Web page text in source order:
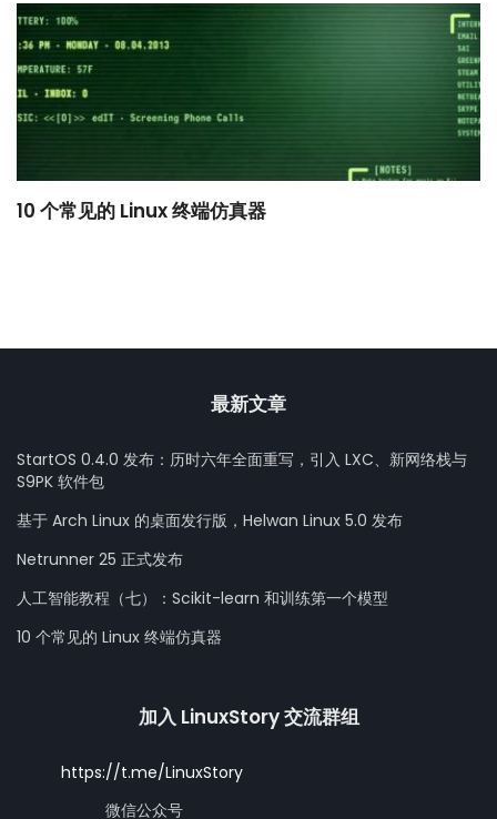
10 个常见的 Linux 终端仿真器
最新文章
StartOS 0.4.0 发布：历时六年全面重写，引入 LXC、新网络栈与
S9PK 软件包
基于 Arch Linux 的桌面发行版，Helwan Linux 5.0 发布
Netrunner 25 正式发布
人工智能教程（七）：Scikit-learn 和训练第一个模型
10 个常见的 Linux 终端仿真器
加入 LinuxStory 交流群组
https://t.me/LinuxStory
微信公众号